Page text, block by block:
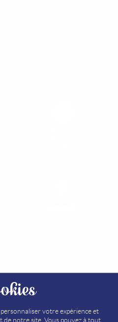
SITE
votre expérience et
notre site. Vous pouvez à tout